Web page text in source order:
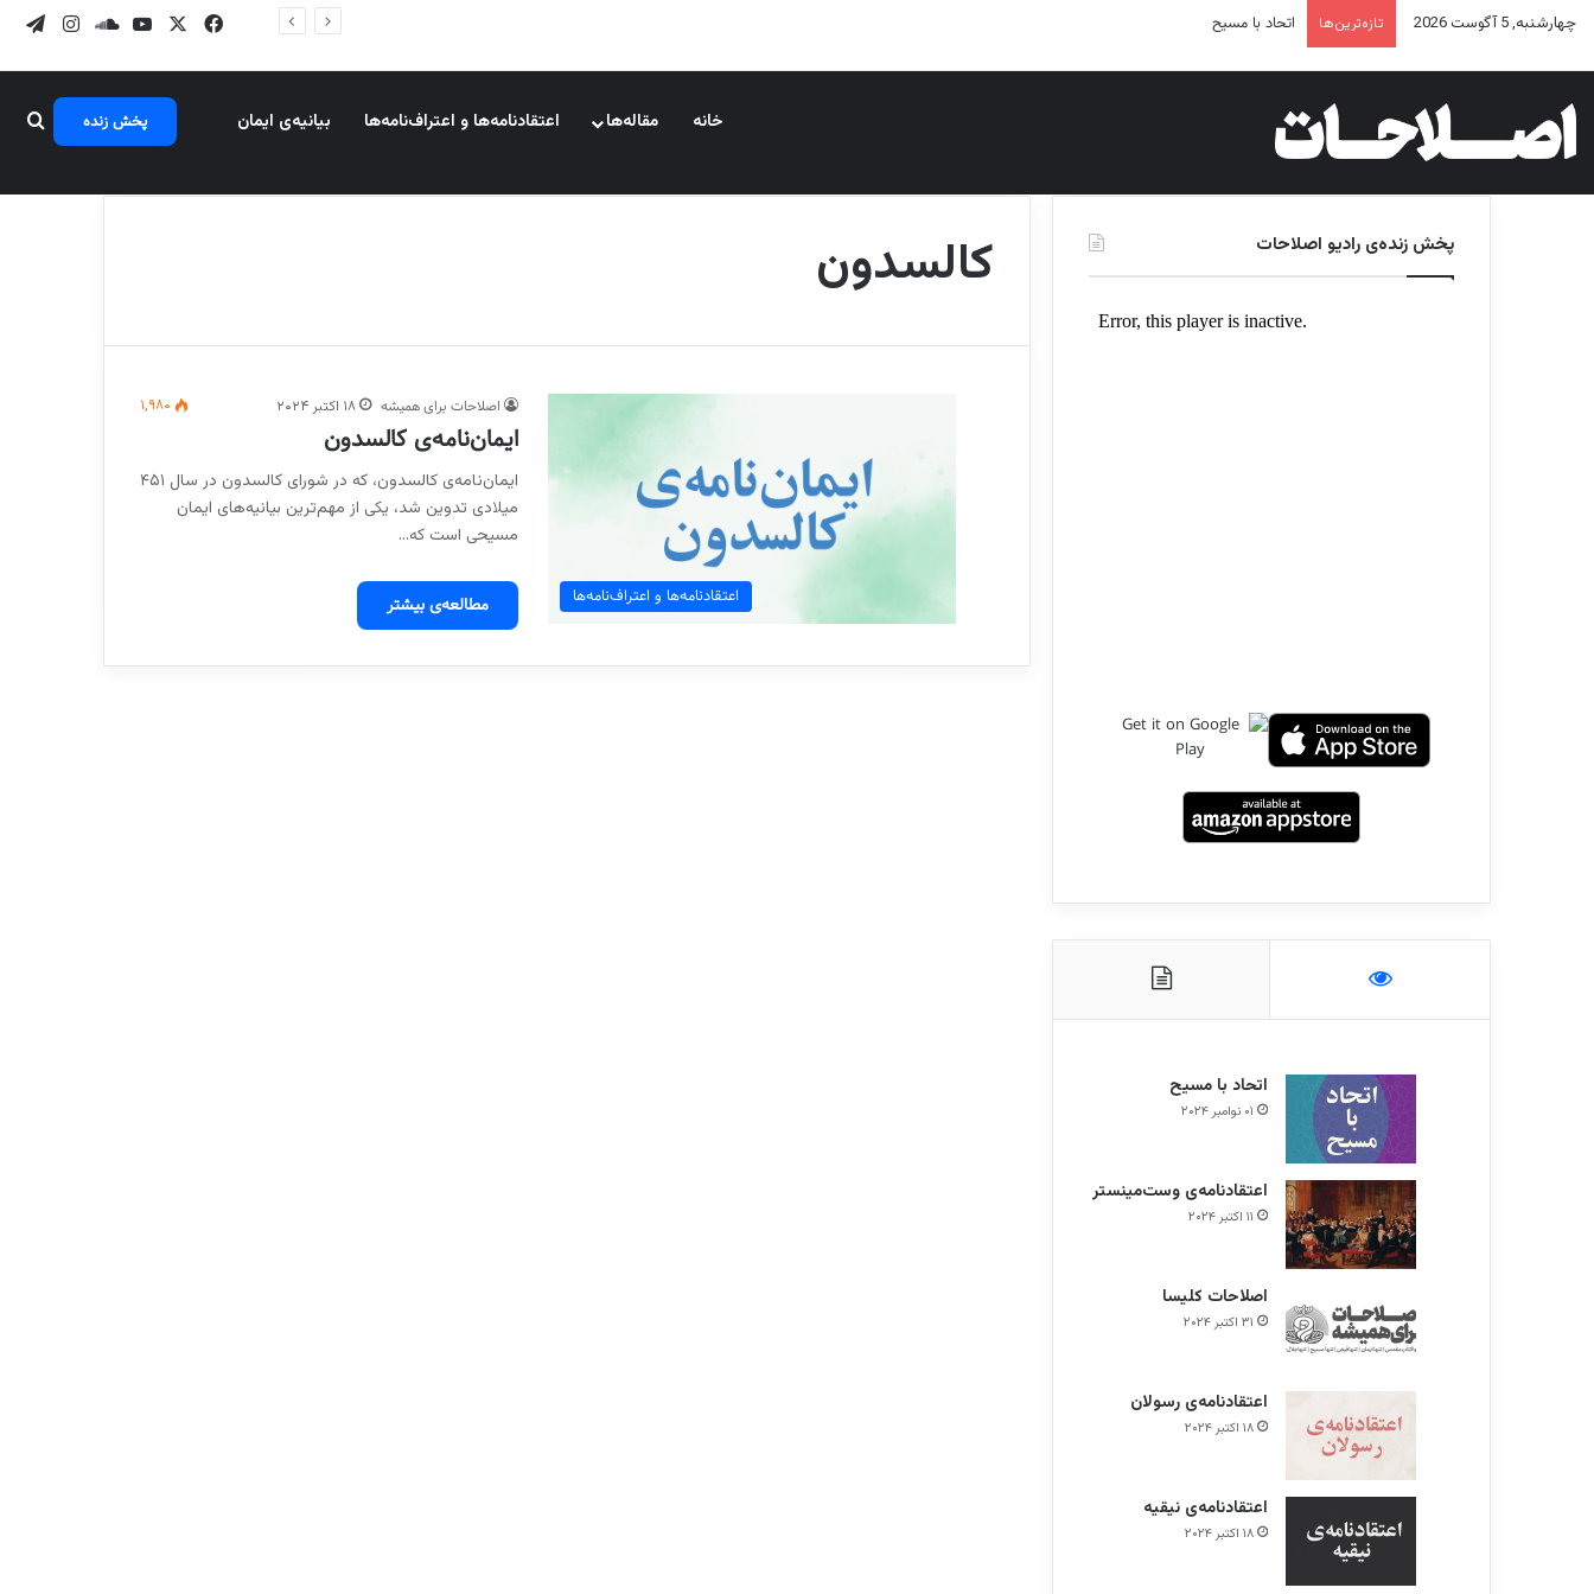
چهارشنبه, 5 آگوست 2026 تازه‌ترین‌ها اتحاد با مسیح فیس بوک یوتیوب ساند کلود
خانه مقاله‌ها اعتقاد‌نامه‌ها و اعتراف‌نامه‌ها بیانیه‌ی ایمان پخش زنده
کالسدون
اعتقاد‌نامه‌ها و اعتراف‌نامه‌ها
اصلاحات برای همیشه ۱۸ اکتبر ۲۰۲۴ ۱,۹۸۰
ایمان‌نامه‏‌ی کالسدون
ایمان‌نامه‌ی کالسدون، که در شورای کالسدون در سال ۴۵۱
میلادی تدوین شد، یکی از مهم‌ترین بیانیه‌های ایمان
مسیحی است که…
مطالعه‌ی بیشتر
پخش زنده‌ی رادیو اصلاحات
اتحاد با مسیح
۰۱ نوامبر ۲۰۲۴
اعتقادنامه‌ی وست‌مینستر
۱۱ اکتبر ۲۰۲۴
اصلاحات کلیسا
۳۱ اکتبر ۲۰۲۴
اعتقادنامه‌ی رسولان
۱۸ اکتبر ۲۰۲۴
اعتقادنامه‌ی نیقیه
۱۸ اکتبر ۲۰۲۴